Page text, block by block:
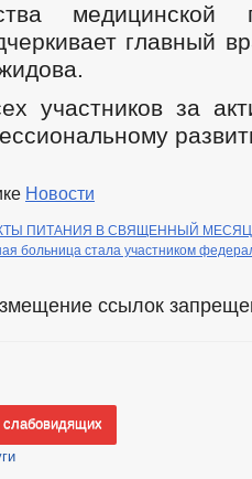
главный
участников за
Новости
ПИТАНИЯ В СВЯЩЕННЫЙ
больница стала участником
ссылок